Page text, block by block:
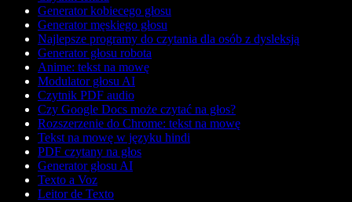
Generator kobiecego głosu
Generator męskiego głosu
Najlepsze programy do czytania dla osób z dysleksją
Generator głosu robota
Anime: tekst na mowę
Modulator głosu AI
Czytnik PDF audio
Czy Google Docs może czytać na głos?
Rozszerzenie do Chrome: tekst na mowę
Tekst na mowę w języku hindi
PDF czytany na głos
Generator głosu AI
Texto a Voz
Leitor de Texto